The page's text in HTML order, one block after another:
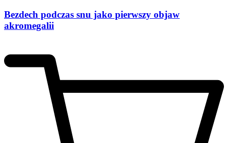
Bezdech podczas snu jako pierwszy objaw
akromegalii